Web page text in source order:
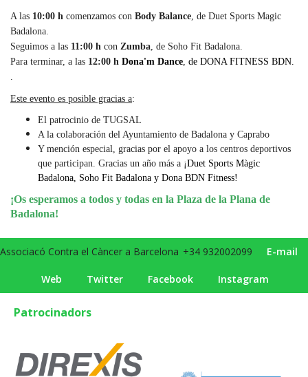
A las 10:00 h comenzamos con Body Balance , de Duet Sports Magic
Badalona.
Seguimos a las 11:00 h con Zumba , de Soho Fit Badalona.
Para terminar, a las 12:00 h Dona'm Dance , de DONA FITNESS BDN
Este evento es posible gracias a:
El patrocinio de TUGSAL
A la colaboración del Ayuntamiento de Badalona y Caprabo
Y mención especial, gracias por el apoyo a los centros deportivos
que participan. Gracias un año más a ¡Duet Sports Màgic
Badalona, Soho Fit Badalona y Dona BDN Fitness!
¡Os esperamos a todos y todas en la Plaza de la Plana de
Badalona!
Associacó Contra el Càncer a Barcelona +34 932002099 E-mail
Web Twitter Facebook Instagram
Patrocinadors